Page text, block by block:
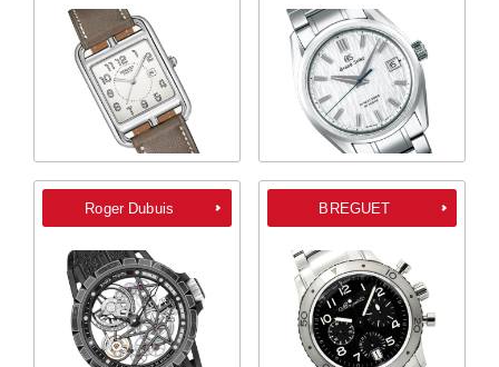
Roger Dubuis BREGUET